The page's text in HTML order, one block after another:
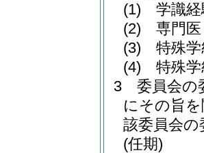
(1)
学識
(2)
専門医
(3)
特殊
(4)
特殊
3
委員会の
にその旨
該委員会
(任期)